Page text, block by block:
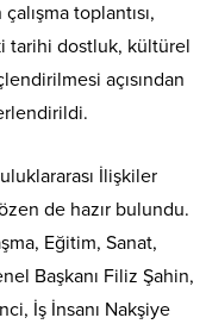
toplantısı,
tarihi dostluk, kültürel
açısından
İlişkiler
de hazır bulundu.
Eğitim, Sanat,
Başkanı Filiz Şahin,
İş İnsanı Nakşiye